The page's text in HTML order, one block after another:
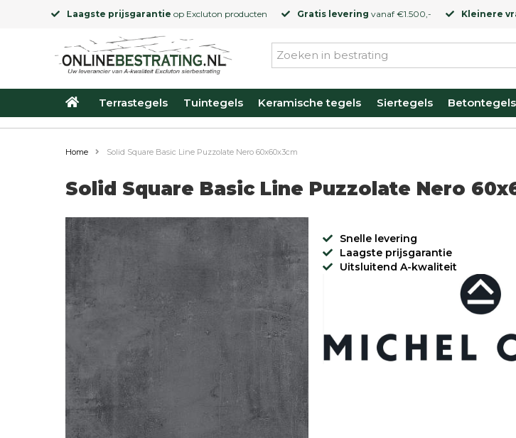
Laagste prijsgarantie op Excluton producten Gratis levering vanaf €1.500,- Kleinere
Terrastegels Tuintegels Keramische tegels Siertegels Betontegels
Home Solid Square Basic Line Puzzolate Nero 60x60x3cm
Solid Square Basic Line Puzzolate Nero
Snelle levering
Laagste prijsgarantie
Uitsluitend A-kwaliteit